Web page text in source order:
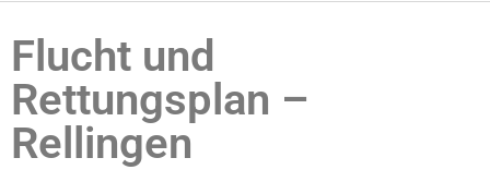
Flucht und
Rettungsplan –
Rellingen